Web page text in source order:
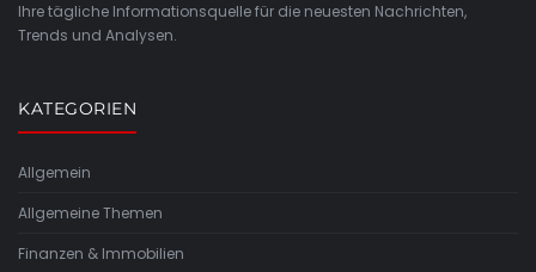
Ihre tägliche Informationsquelle für die neuesten Nachrichten,
Trends und Analysen.
KATEGORIEN
Allgemein
Allgemeine Themen
Finanzen & Immobilien